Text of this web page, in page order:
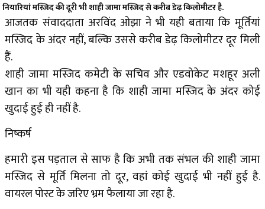
नियारियां मस्जिद की दूरी भी शाही जामा मस्जिद से करीब डेढ़ किलोमीटर है.
आजतक संवाददाता अरविंद ओझा ने भी यही बताया कि मूर्तियां
मस्जिद के अंदर नहीं, बल्कि उससे करीब डेढ़ किलोमीटर दूर मिली
हैं.
शाही जामा मस्जिद कमेटी के सचिव और एडवोकेट मशहूर अली
खान का भी यही कहना है कि शाही जामा मस्जिद के अंदर कोई
खुदाई हुई ही नहीं है.
निष्कर्ष
हमारी इस पड़ताल से साफ है कि अभी तक संभल की शाही जामा
मस्जिद से मूर्ति मिलना तो दूर, वहां कोई खुदाई भी नहीं हुई है.
वायरल पोस्ट के जरिए भ्रम फैलाया जा रहा है.